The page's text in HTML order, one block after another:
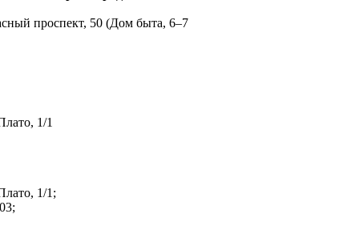
проспект, 50 (Дом быта, 6–7
1/1
1/1;